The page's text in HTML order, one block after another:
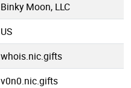
Binky Moon, LLC
US
whois.nic.gifts
v0n0.nic.gifts